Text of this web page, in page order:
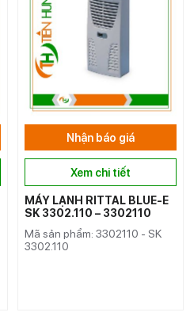
Nhận báo giá
Xem chi tiết
MÁY LẠNH RITTAL BLUE-E
SK 3302.110 – 3302110
Mã sản phẩm: 3302110 - SK
3302.110